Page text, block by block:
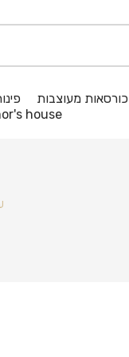
כורסאות מעוצבות
house